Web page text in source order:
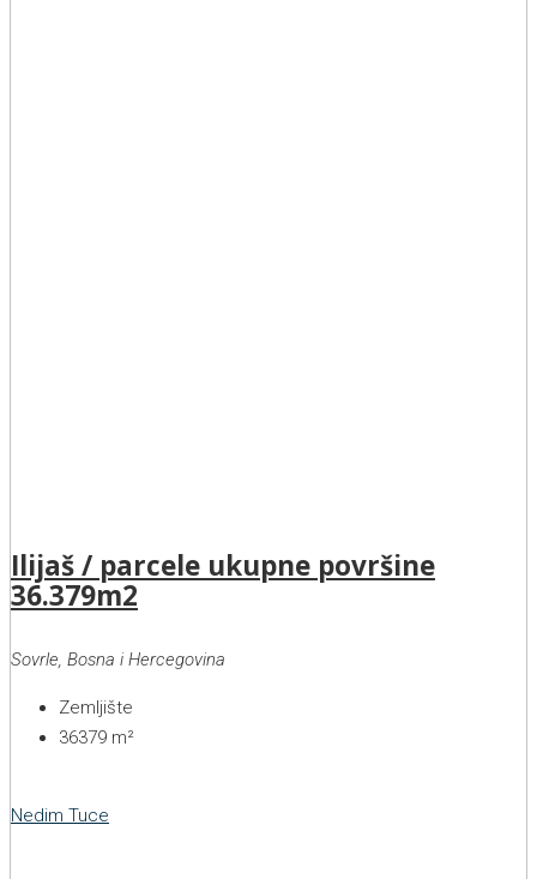
Ilijaš / parcele ukupne površine
36.379m2
Sovrle, Bosna i Hercegovina
Zemljište
36379 m²
Nedim Tuce